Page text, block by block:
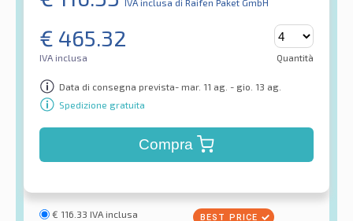
IVA inclusa di Raifen Paket GmbH
€ 465.32
IVA inclusa Quantità
Data di consegna prevista- mar. 11 ag. - gio. 13 ag.
Spedizione gratuita
Compra
€ 116.33 IVA inclusa